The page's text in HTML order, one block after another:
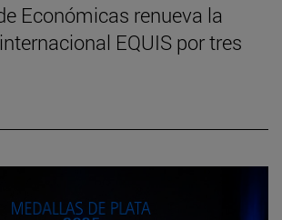
Económicas renueva la
EQUIS por tres